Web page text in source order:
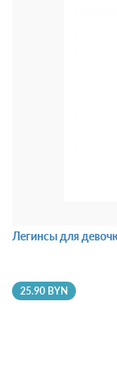
Легинсы для
25.90 BYN